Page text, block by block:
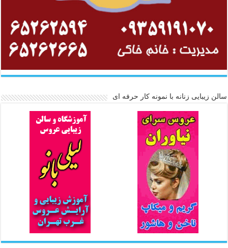
سالن زیبایی زنانه با نمونه کار حرفه ای